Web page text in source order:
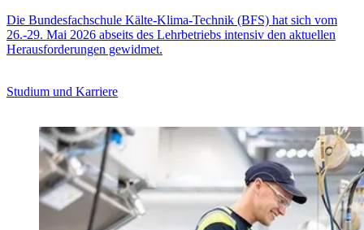
Die Bundesfachschule Kälte-Klima-Technik (BFS) hat sich vom
26.-29. Mai 2026 abseits des Lehrbetriebs intensiv den aktuellen
Herausforderungen gewidmet.
Studium und Karriere